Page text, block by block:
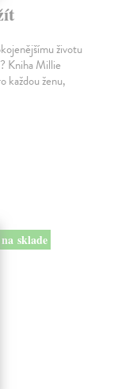
životu
Kniha Millie
každou ženu,
na sklade